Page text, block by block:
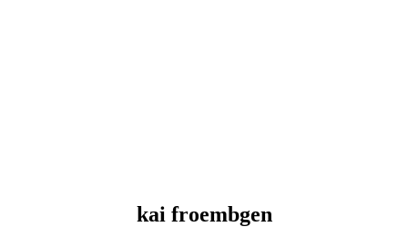
kai froembgen